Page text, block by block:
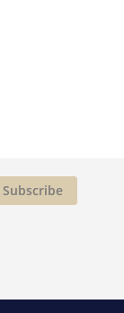
Subscribe